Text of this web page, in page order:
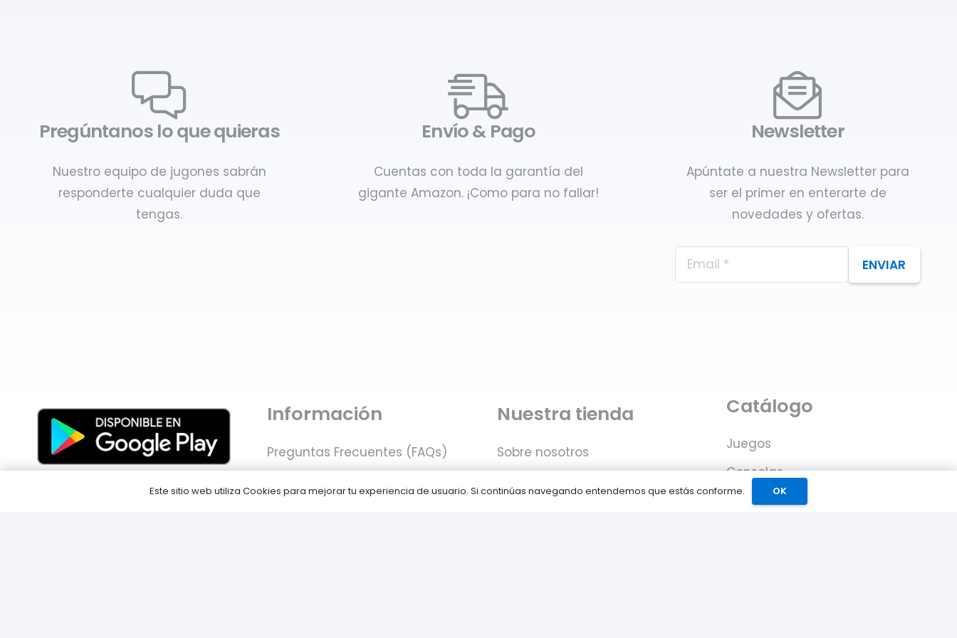
Pregúntanos lo que quieras
Nuestro equipo de jugones sabrán
responderte cualquier duda que
tengas.
Envío & Pago
Cuentas con toda la garantía del
gigante Amazon. ¡Como para no fallar!
Newsletter
Apúntate a nuestra Newsletter para
ser el primer en enterarte de
novedades y ofertas.
ENVIAR
Información
Preguntas Frecuentes (FAQs)
Nuestra tienda
Sobre nosotros
Catálogo
Juegos
Consolas
Accesorios para tu PS5
Este sitio web utiliza Cookies para mejorar tu experiencia de usuario. Si continúas navegando entendemos que estás conforme. OK